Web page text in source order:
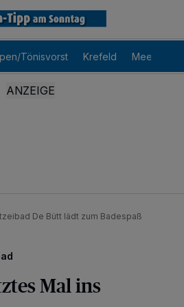
Tönisvorst Krefeld Meerbusch
De Bütt lädt zum Badespaß
Mal ins
speichern und greifen auf